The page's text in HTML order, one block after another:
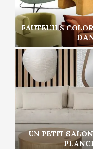
FAUTEUILS
UN PETIT